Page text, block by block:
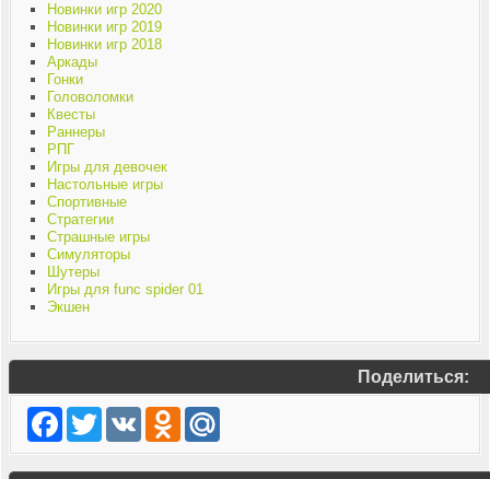
Новинки игр 2020
Новинки игр 2019
Новинки игр 2018
Аркады
Гонки
Головоломки
Квесты
Раннеры
РПГ
Игры для девочек
Настольные игры
Спортивные
Стратегии
Страшные игры
Симуляторы
Шутеры
Игры для func spider 01
Экшен
Поделиться:
Facebook
TwitterVK Odnoklassniki
Mail.Ru